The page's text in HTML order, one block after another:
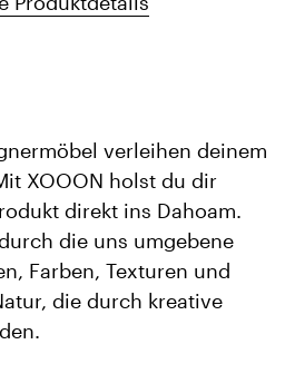
verleihen deinem
XOOON holst du dir
direkt ins Dahoam.
die uns umgebene
Farben, Texturen und
die durch kreative